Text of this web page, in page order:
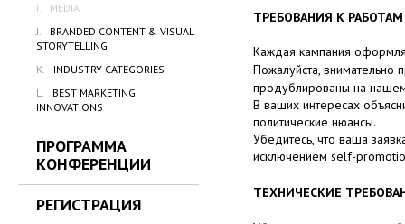
I.
MEDIA
J.
BRANDED CONTENT & VISUAL
STORYTELLING
K.
INDUSTRY CATEGORIES
L.
BEST MARKETING
INNOVATIONS
ПРОГРАММА
КОНФЕРЕНЦИИ
РЕГИСТРАЦИЯ
ТРЕБОВАНИЯ К РАБОТАМ
Каждая кампания
Пожалуйста, внимательно
продублированы на
В ваших интересах
политические нюансы.
Убедитесь, что ваша
исключением self-
ТЕХНИЧЕСКИЕ